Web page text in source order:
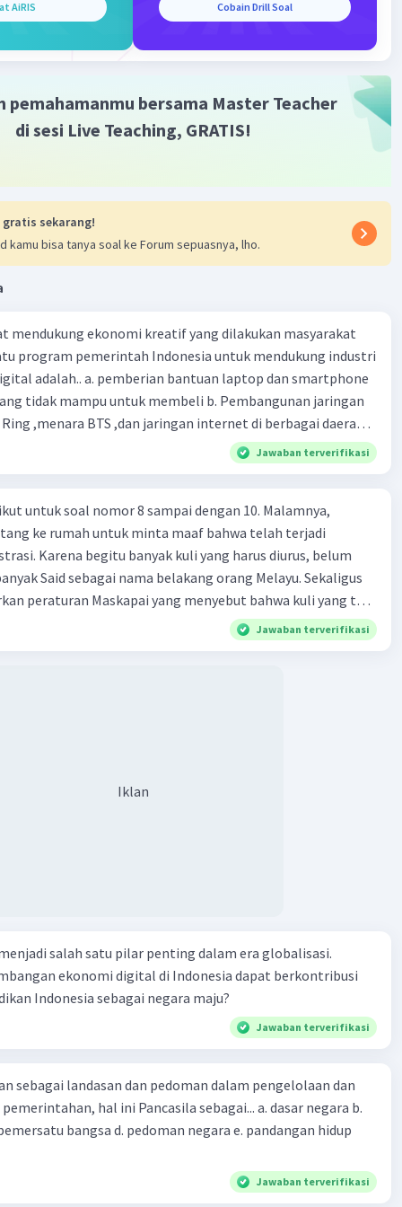
Melalui partisipasi dalam kegiatan ekonomi, rumah
berkontribusi pada pertumbuhan ekonomi dan
·0.0(0) Balas
AiRIS Cobain Drill Soal
pemahamanmu bersama Master Teacher
di sesi Live Teaching, GRATIS!
gratis sekarang!
kamu bisa tanya soal ke Forum sepuasnya, lho.
mendukung ekonomi kreatif yang dilakukan masyarakat
program pemerintah Indonesia untuk mendukung industri
adalah.. a. pemberian bantuan laptop dan smartphone
tidak mampu untuk membeli b. Pembangunan jaringan
,menara BTS ,dan jaringan internet di berbagai daerah c.
pelajaran teknologi informasi pada kurikulum sejak dini d.
dengan bunga ringan
Jawaban terverifikasi
untuk soal nomor 8 sampai dengan 10. Malamnya,
ke rumah untuk minta maaf bahwa telah terjadi
Karena begitu banyak kuli yang harus diurus, belum
Said sebagai nama belakang orang Melayu. Sekaligus
peraturan Maskapai yang menyebut bahwa kuli yang tak
tak kan pernah naik pangkat. Ayah dengan penuh takzim
itu. Beliau bahkan menyampaikan simpatinya akan
itu, dan detik itu aku berjanji pada diriku sendiri, untuk
Jawaban terverifikasi
Iklan
salah satu pilar penting dalam era globalisasi.
ekonomi digital di Indonesia dapat berkontribusi
Indonesia sebagai negara maju?
Jawaban terverifikasi
sebagai landasan dan pedoman dalam pengelolaan dan
hal ini Pancasila sebagai... a. dasar negara b.
bangsa d. pedoman negara e. pandangan hidup
Jawaban terverifikasi